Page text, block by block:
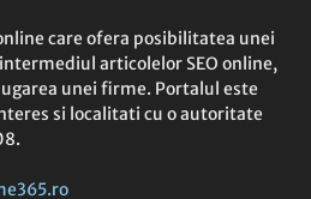
care ofera posibilitatea unei
articolelor SEO online,
unei firme. Portalul este
si localitati cu o autoritate